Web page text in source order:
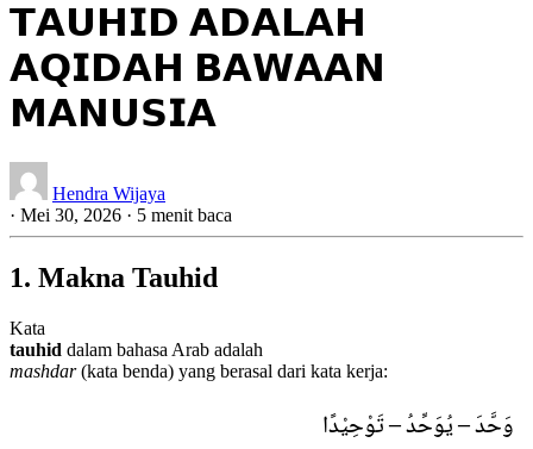
𝗧𝗔𝗨𝗛𝗜𝗗 𝗔𝗗𝗔𝗟𝗔𝗛
𝗔𝗤𝗜𝗗𝗔𝗛 𝗕𝗔𝗪𝗔𝗔𝗡
𝗠𝗔𝗡𝗨𝗦𝗜𝗔
Hendra Wijaya
· Mei 30, 2026 · 5 menit baca
1. Makna Tauhid
Kata
tauhid dalam bahasa Arab adalah
mashdar(kata benda) yang berasal dari kata kerja:
وَحَّدَ – يُوَحِّدُ – تَوْحِيْدًا